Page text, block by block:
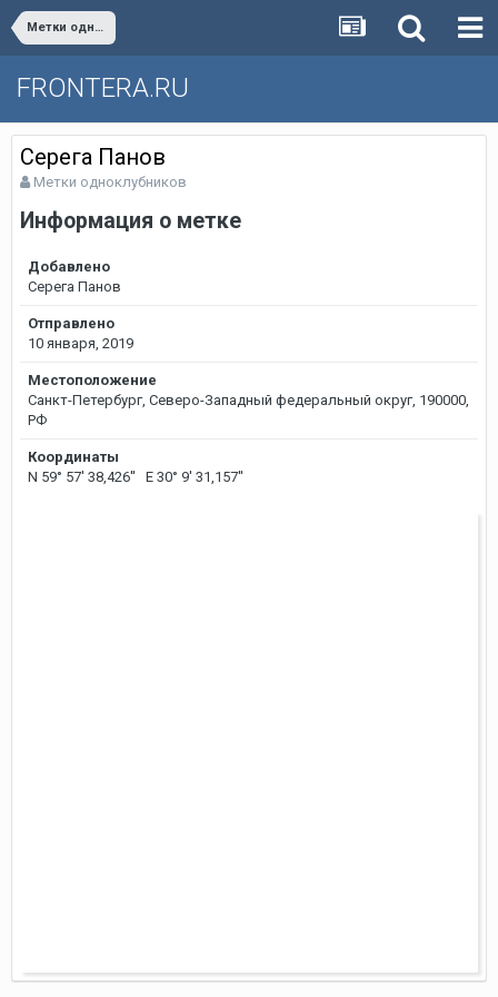
Метки одноклубников
FRONTERA.RU
Серега Панов
Метки одноклубников
Информация о метке
Добавлено
Серега Панов
Отправлено
10 января, 2019
Местоположение
Санкт-Петербург, Северо-Западный федеральный округ, 190000,
РФ
Координаты
N 59° 57' 38,426'' E 30° 9' 31,157''